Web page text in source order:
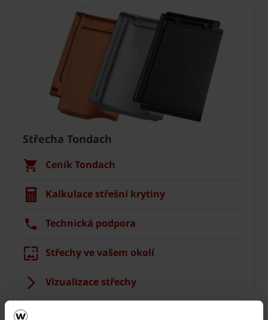
Střecha Tondach
Ceník Tondach
Kalkulace střešní krytiny
Technická podpora
Střechy ve vašem okolí
Vizualizace střechy